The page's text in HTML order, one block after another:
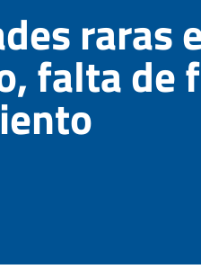
raras
falta de